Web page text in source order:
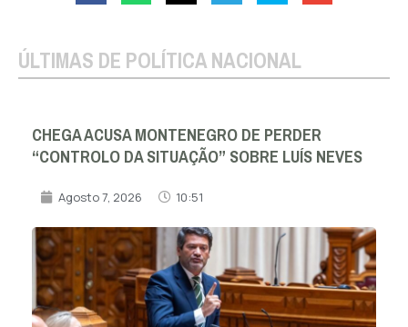
ÚLTIMAS DE POLÍTICA NACIONAL
CHEGA ACUSA MONTENEGRO DE PERDER
“CONTROLO DA SITUAÇÃO” SOBRE LUÍS NEVES
Agosto 7, 2026 10:51